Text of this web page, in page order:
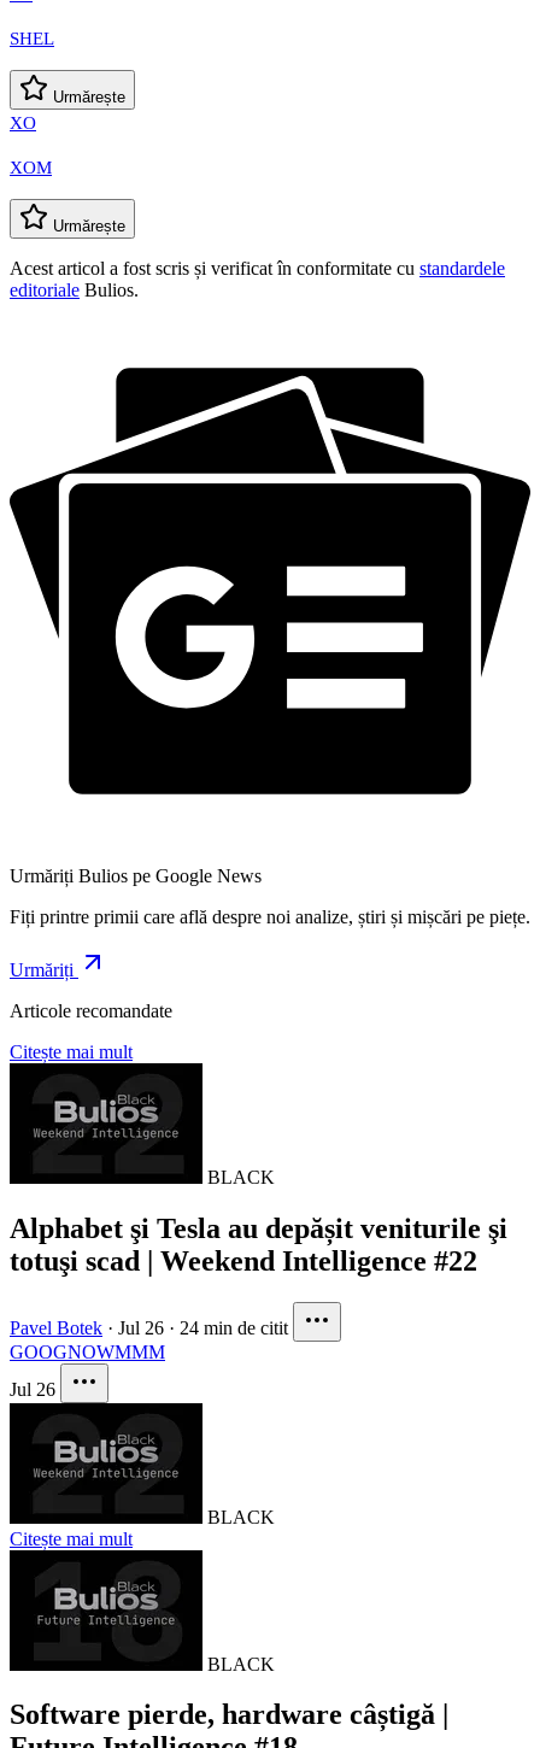
SHEL
Urmărește
XO
XOM
Urmărește
Acest articol a fost scris și verificat în conformitate cu standardele
editoriale Bulios.
Urmăriți Bulios pe Google News
Fiți printre primii care află despre noi analize, știri și mișcări pe piețe.
Urmăriți
Articole recomandate
Citește mai mult
BLACK
Alphabet şi Tesla au depășit veniturile şi
totuşi scad | Weekend Intelligence #22
Pavel Botek · Jul 26 · 24 min de citit
GOOGNOWMMM
Jul 26
BLACK
Citește mai mult
BLACK
Software pierde, hardware câștigă |